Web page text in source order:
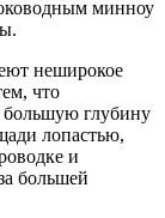
минноу
неширокое
что
большую глубину
лопастью,
и
большей